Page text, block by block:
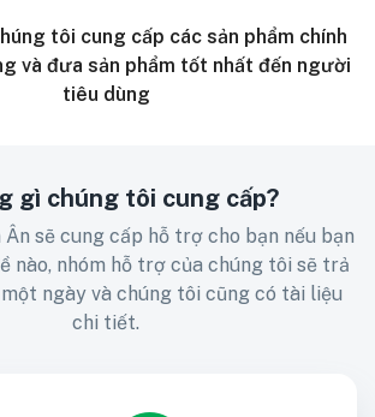
tôi cung cấp các sản phẩm chính
và đưa sản phẩm tốt nhất đến người
tiêu dùng
gì chúng tôi cung cấp?
sẽ cung cấp hỗ trợ cho bạn nếu bạn
nào, nhóm hỗ trợ của chúng tôi sẽ trả
ngày và chúng tôi cũng có tài liệu
chi tiết.